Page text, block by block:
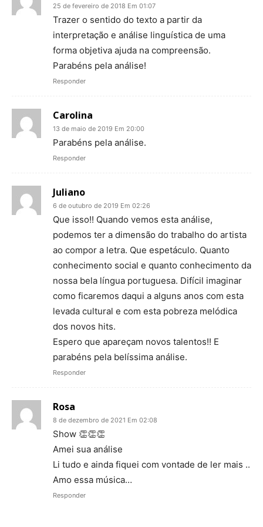
25 de fevereiro de 2018 Em 01:07
Trazer o sentido do texto a partir da
interpretação e análise linguística de uma
forma objetiva ajuda na compreensão.
Parabéns pela análise!
Responder
Carolina
13 de maio de 2019 Em 20:00
Parabéns pela análise.
Responder
Juliano
6 de outubro de 2019 Em 02:26
Que isso!! Quando vemos esta análise,
podemos ter a dimensão do trabalho do artista
ao compor a letra. Que espetáculo. Quanto
conhecimento social e quanto conhecimento da
nossa bela língua portuguesa. Difícil imaginar
como ficaremos daqui a alguns anos com esta
levada cultural e com esta pobreza melódica
dos novos hits.
Espero que apareçam novos talentos!! E
parabéns pela belíssima análise.
Responder
Rosa
8 de dezembro de 2021 Em 02:08
Show 👏👏👏
Amei sua análise
Li tudo e ainda fiquei com vontade de ler mais ..
Amo essa música…
Responder